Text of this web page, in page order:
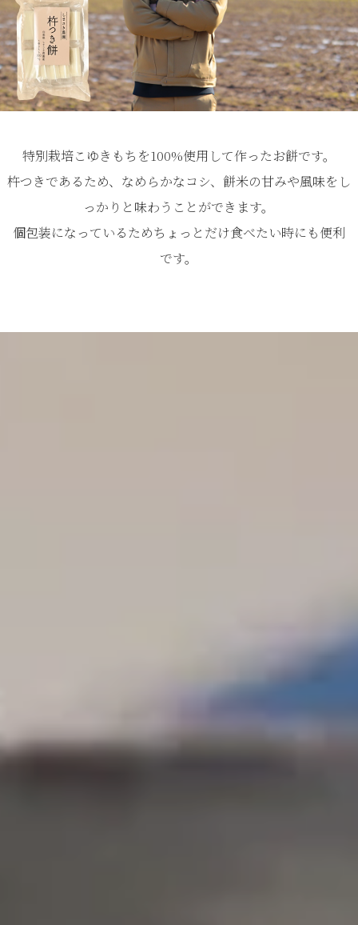
特別栽培こゆきもちを100%使用して作ったお餅です。
杵つきであるため、なめらかなコシ、餅米の甘みや風味をし
っかりと味わうことができます。
個包装になっているためちょっとだけ食べたい時にも便利
です。